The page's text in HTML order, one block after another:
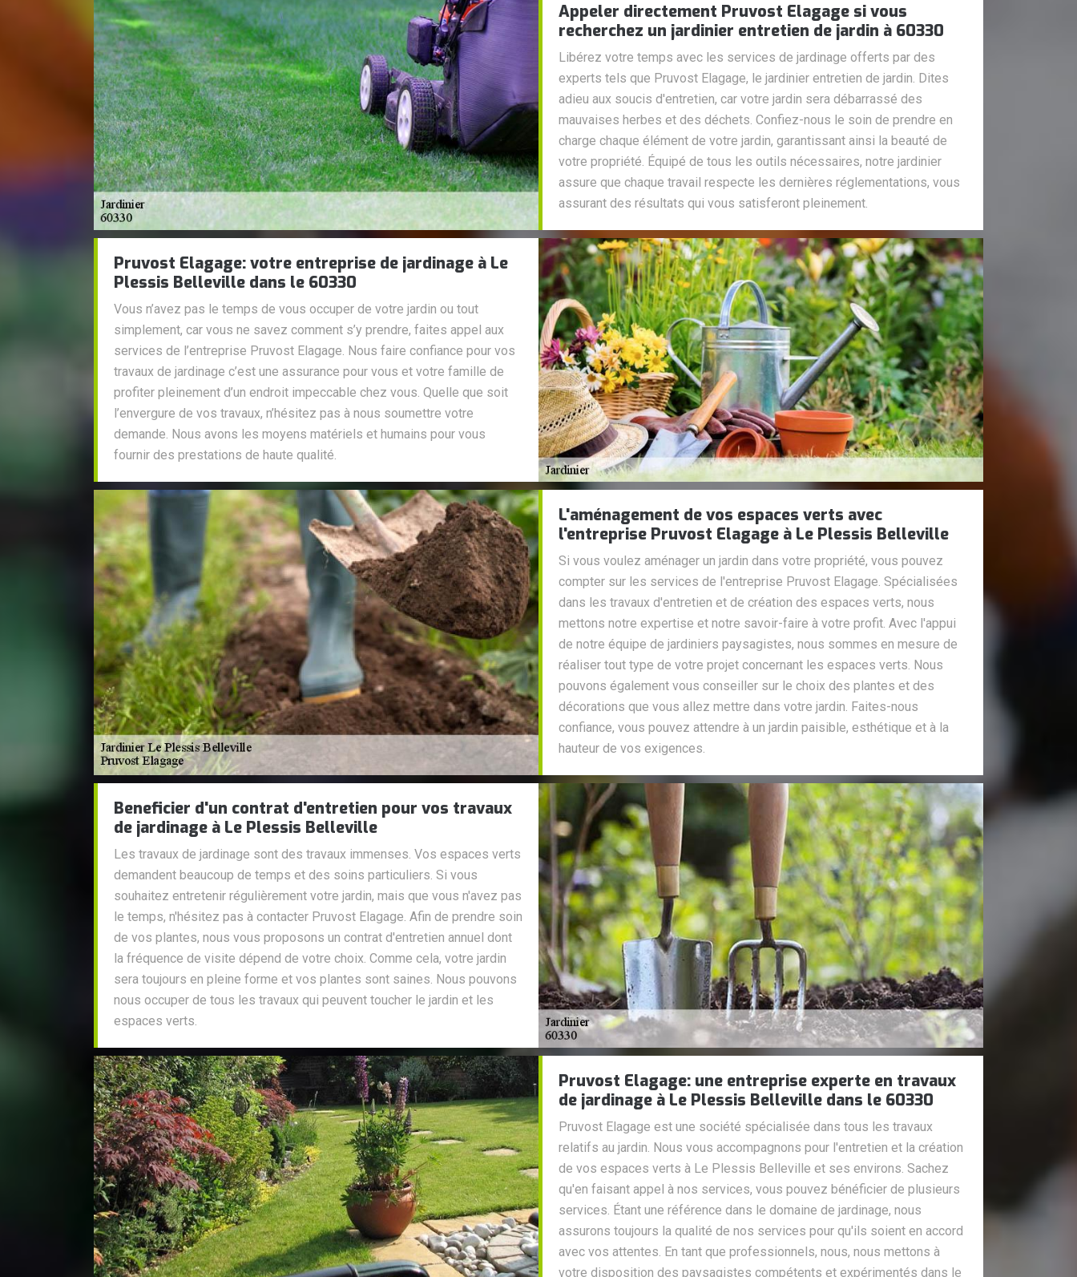
Appeler directement Pruvost Elagage si vous
recherchez un jardinier entretien de jardin à 60330
Libérez votre temps avec les services de jardinage offerts par des
experts tels que Pruvost Elagage, le jardinier entretien de jardin. Dites
adieu aux soucis d'entretien, car votre jardin sera débarrassé des
mauvaises herbes et des déchets. Confiez-nous le soin de prendre en
charge chaque élément de votre jardin, garantissant ainsi la beauté de
votre propriété. Équipé de tous les outils nécessaires, notre jardinier
assure que chaque travail respecte les dernières réglementations, vous
assurant des résultats qui vous satisferont pleinement.
Pruvost Elagage: votre entreprise de jardinage à Le
Plessis Belleville dans le 60330
Vous n’avez pas le temps de vous occuper de votre jardin ou tout
simplement, car vous ne savez comment s’y prendre, faites appel aux
services de l’entreprise Pruvost Elagage. Nous faire confiance pour vos
travaux de jardinage c’est une assurance pour vous et votre famille de
profiter pleinement d’un endroit impeccable chez vous. Quelle que soit
l’envergure de vos travaux, n’hésitez pas à nous soumettre votre
demande. Nous avons les moyens matériels et humains pour vous
fournir des prestations de haute qualité.
L'aménagement de vos espaces verts avec
l'entreprise Pruvost Elagage à Le Plessis Belleville
Si vous voulez aménager un jardin dans votre propriété, vous pouvez
compter sur les services de l'entreprise Pruvost Elagage. Spécialisées
dans les travaux d'entretien et de création des espaces verts, nous
mettons notre expertise et notre savoir-faire à votre profit. Avec l'appui
de notre équipe de jardiniers paysagistes, nous sommes en mesure de
réaliser tout type de votre projet concernant les espaces verts. Nous
pouvons également vous conseiller sur le choix des plantes et des
décorations que vous allez mettre dans votre jardin. Faites-nous
confiance, vous pouvez attendre à un jardin paisible, esthétique et à la
hauteur de vos exigences.
Beneficier d'un contrat d'entretien pour vos travaux
de jardinage à Le Plessis Belleville
Les travaux de jardinage sont des travaux immenses. Vos espaces verts
demandent beaucoup de temps et des soins particuliers. Si vous
souhaitez entretenir régulièrement votre jardin, mais que vous n'avez pas
le temps, n'hésitez pas à contacter Pruvost Elagage. Afin de prendre soin
de vos plantes, nous vous proposons un contrat d'entretien annuel dont
la fréquence de visite dépend de votre choix. Comme cela, votre jardin
sera toujours en pleine forme et vos plantes sont saines. Nous pouvons
nous occuper de tous les travaux qui peuvent toucher le jardin et les
espaces verts.
Pruvost Elagage: une entreprise experte en travaux
de jardinage à Le Plessis Belleville dans le 60330
Pruvost Elagage est une société spécialisée dans tous les travaux
relatifs au jardin. Nous vous accompagnons pour l'entretien et la création
de vos espaces verts à Le Plessis Belleville et ses environs. Sachez
qu'en faisant appel à nos services, vous pouvez bénéficier de plusieurs
services. Étant une référence dans le domaine de jardinage, nous
assurons toujours la qualité de nos services pour qu'ils soient en accord
avec vos attentes. En tant que professionnels, nous, nous mettons à
votre disposition des paysagistes compétents et expérimentés dans le